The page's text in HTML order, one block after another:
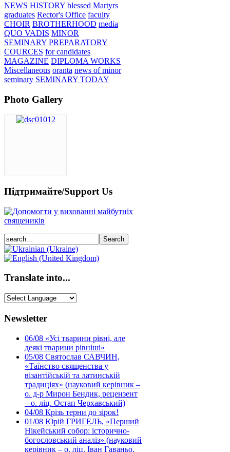
NEWS HISTORY blessed Martyrs
graduates Rector's Office faculty
CHOIR BROTHERHOOD media
QUO VADIS MINOR
SEMINARY PREPARATORY
COURCES for candidates
MAGAZINE DIPLOMA WORKS
Miscellaneous oranta news of minor
seminary SEMINARY TODAY
Photo Gallery
Підтримайте/Support Us
Translate into...
Newsletter
06/08 «Усі тварини рівні, але
деякі тварини рівніші»
05/08 Святослав САВЧИН,
«Таїнство священства у
візантійській та латинській
традиціях» (науковий керівник –
о. д-р Мирон Бендик, рецензент
– о. ліц. Остап Черхавський)
04/08 Крізь терни до зірок!
01/08 Юрій ГРИГЕЛЬ, «Перший
Нікейський собор: історично-
богословський аналіз» (науковий
керівник – о. ліц. Іван Гаваньо,